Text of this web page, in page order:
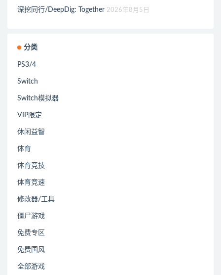
深挖同行/DeepDig: Together 2026年8月5日
分类
PS3/4
Switch
Switch模拟器
VIP限定
休闲益智
体育
体育竞技
体育竞速
修改器/工具
僵尸游戏
免费专区
免费国风
全部游戏